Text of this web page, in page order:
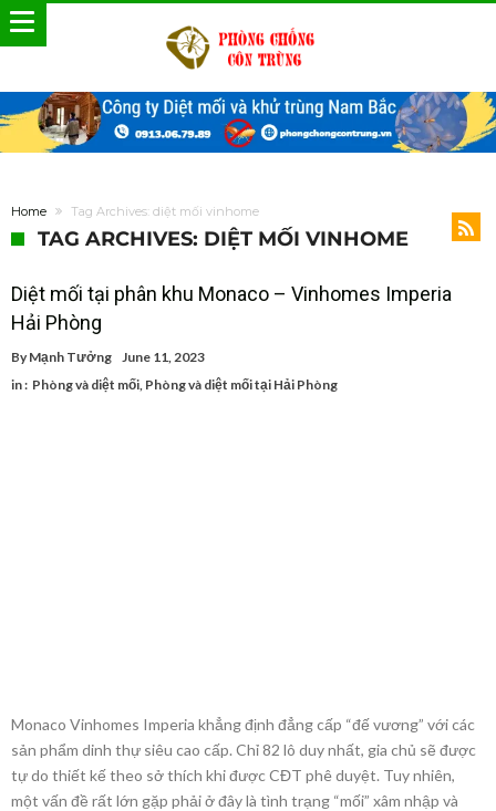
Home Tag Archives: diệt mối vinhome
TAG ARCHIVES: DIỆT MỐI VINHOME
Diệt mối tại phân khu Monaco – Vinhomes Imperia
Hải Phòng
By Mạnh Tưởng June 11, 2023
in : Phòng và diệt mối, Phòng và diệt mối tại Hải Phòng
Monaco Vinhomes Imperia khẳng định đẳng cấp “đế vương” với các
sản phẩm dinh thự siêu cao cấp. Chỉ 82 lô duy nhất, gia chủ sẽ được
tự do thiết kế theo sở thích khi được CĐT phê duyệt. Tuy nhiên,
một vấn đề rất lớn gặp phải ở đây là tình trạng “mối” xâm nhập và